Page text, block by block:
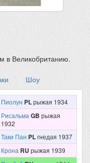
в Великобританию.
Шоу
Пиолун PLрыжая 1934
Рисальма GB рыжая
1932
Таки Пан PLгнедая 1937
Крона RU рыжая 1939